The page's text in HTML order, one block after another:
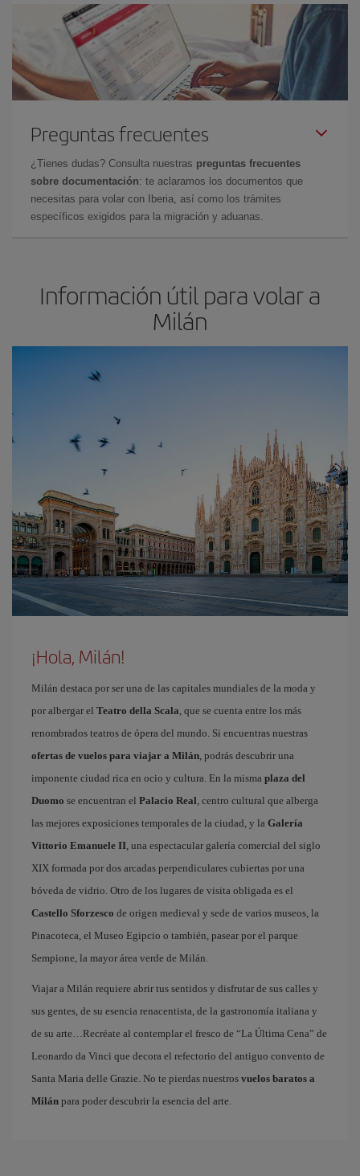
Preguntas frecuentes
¿Tienes dudas? Consulta nuestras preguntas frecuentes
sobre documentación: te aclaramos los documentos que
necesitas para volar con Iberia, así como los trámites
específicos exigidos para la migración y aduanas.
Información útil para volar a
Milán
¡Hola, Milán!
Milán destaca por ser una de las capitales mundiales de la moda y
por albergar el Teatro della Scala, que se cuenta entre los más
renombrados teatros de ópera del mundo. Si encuentras nuestras
ofertas de vuelos para viajar a Milán, podrás descubrir una
imponente ciudad rica en ocio y cultura. En la misma plaza del
Duomo se encuentran el Palacio Real, centro cultural que alberga
las mejores exposiciones temporales de la ciudad, y la Galería
Vittorio Emanuele II, una espectacular galería comercial del siglo
XIX formada por dos arcadas perpendiculares cubiertas por una
bóveda de vidrio. Otro de los lugares de visita obligada es el
Castello Sforzesco de origen medieval y sede de varios museos, la
Pinacoteca, el Museo Egipcio o también, pasear por el parque
Sempione, la mayor área verde de Milán.
Viajar a Milán requiere abrir tus sentidos y disfrutar de sus calles y
sus gentes, de su esencia renacentista, de la gastronomía italiana y
de su arte…Recréate al contemplar el fresco de “La Última Cena” de
Leonardo da Vinci que decora el refectorio del antiguo convento de
Santa Maria delle Grazie. No te pierdas nuestros vuelos baratos a
Milán para poder descubrir la esencia del arte.